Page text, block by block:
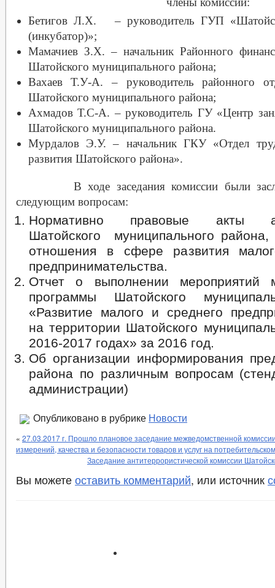
Бетигов Л.Х. – руководитель ГУП
(инкубатор)»;
Мамачиев З.Х. – начальник Районного
Шатойского муниципального района;
Вахаев Т.У-А. – руководитель районного
Шатойского муниципального района;
Ахмадов Т.С-А. – руководитель ГУ «Центр
Шатойского муниципального района.
Мурдалов Э.У. – начальник ГКУ «Отдел
развития Шатойского района».
В ходе заседания комиссии были
следующим вопросам:
Нормативно правовые акты
Шатойского муниципального района,
отношения в сфере развития
предпринимательства.
Отчет о выполнении мероприятий
программы Шатойского
«Развитие малого и среднего
на территории Шатойского
2016-2017 годах» за 2016 год.
Об организации информирования
района по различным вопросам
администрации)
Опубликовано в рубрике Новости
« 27.03.2017 г. Прошло плановое заседание межведомственной
измерений, качества и безопасности товаров и услуг на
Заседание антитеррористической комиссии
Вы можете оставить комментарий, или источник